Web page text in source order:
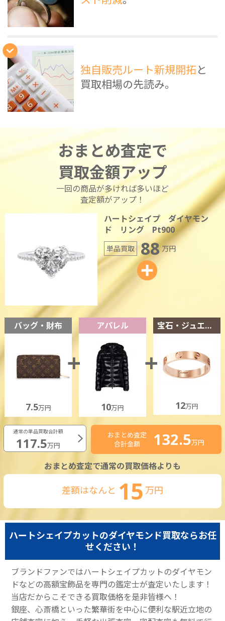
独自販売ルート新規開拓と
買取相場の先読み。
おまとめ査定で
買取金額アップ
一回の商品が多ければ多いほど
査定額がアップ！
ハートシェイプ ダイヤモン
ド リング Pt900
単品買取 88万円
バッグ・財布
7.5万円
アパレル
10万円
宝石・ジュエリー
12万円
通常の単品買取合計額
117.5万円
おまとめ査定
合計金額
132.5万円
おまとめ査定で通常の買取価格よりも
差額はなんと 15 万円
ハートシェイプカットのダイヤモンド買取ならお任
せください！
ブランドファンではハートシェイプカットのダイヤモン
ドなどの高額宝飾品を専門の鑑定士が査定いたします！
当店だからこそできる買取価格を是非皆様へ！
銀座、心斎橋といった繁華街を中心に便利な駅近立地の